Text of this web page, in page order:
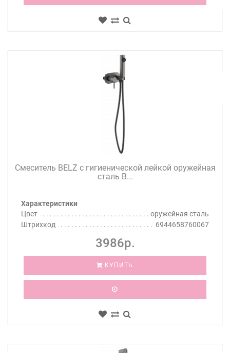
Смеситель BELZ с гигиенической лейкой оружейная
сталь B...
Характеристики
Цвет
оружейная сталь
Штрихкод
6944658760067
3986р.
КУПИТЬ